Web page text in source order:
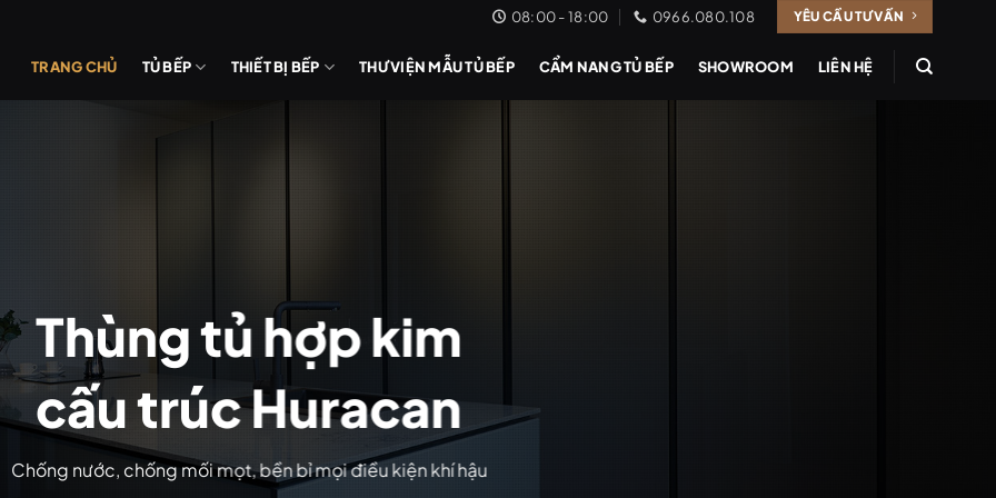
08:00 - 18:00 0966.080.108 YÊU CẦU TƯ VẤN
TRANG CHỦ TỦ BẾP THIẾT BỊ BẾP THƯ VIỆN MẪU TỦ BẾP CẨM NANG TỦ BẾP SHOWROOM LIÊN HỆ
Thùng tủ hợp kim
cấu trúc Huracan
Chống nước, chống mối mọt, bền bỉ mọi điều kiện khí hậu